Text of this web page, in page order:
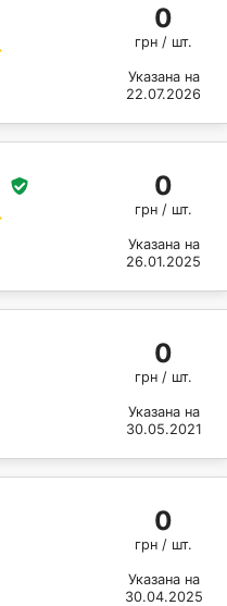
0
грн / шт.
Указана на
22.07.2026
0
грн / шт.
Указана на
26.01.2025
0
грн / шт.
Указана на
30.05.2021
0
грн / шт.
Указана на
30.04.2025